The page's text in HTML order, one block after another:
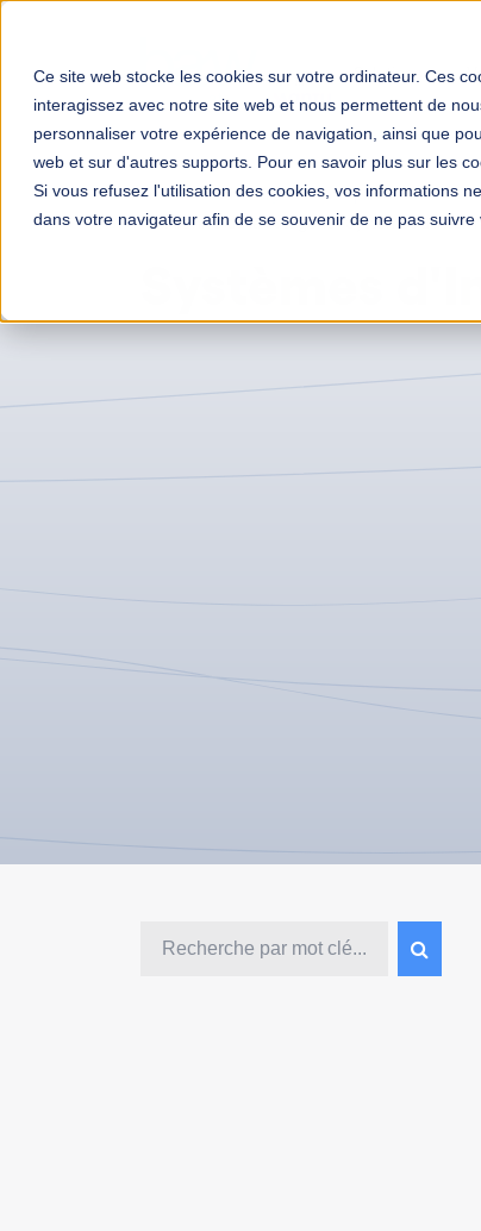
Ce site web stocke les cookies sur votre ordinateur. Ces
interagissez avec notre site web et nous permettent de
personnaliser votre expérience de navigation, ainsi que
web et sur d'autres supports. Pour en savoir plus sur les
Si vous refusez l'utilisation des cookies, vos informations
dans votre navigateur afin de se souvenir de ne pas suivre
Solutions
Transformation digitale entreprises
Archive de la catégorie "Systèmes
Systèmes